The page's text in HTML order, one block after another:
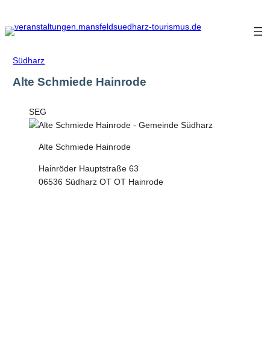
Inhalt
springen
Südharz
Alte Schmiede Hainrode
SEG
Alte Schmiede Hainrode
Hainröder Hauptstraße 63
06536 Südharz OT OT Hainrode